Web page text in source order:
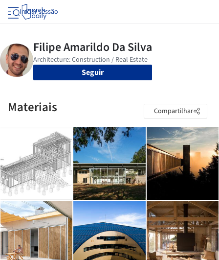
Iniciar sessão
Seguir
Materiais Compartilhar